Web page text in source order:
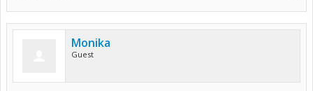
Monika
Guest